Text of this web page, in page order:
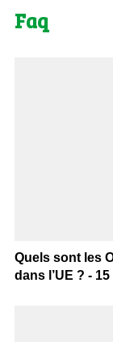
Faq
Quels sont les
dans l’UE ? -